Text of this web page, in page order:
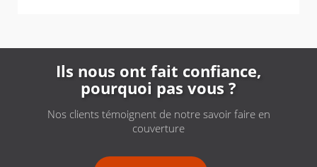
Ils nous ont fait confiance,
pourquoi pas vous ?
Nos clients témoignent de notre savoir faire en
couverture